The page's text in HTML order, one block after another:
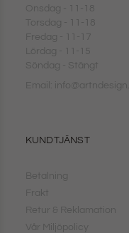
Onsdag - 11-18
Torsdag - 11-18
Fredag - 11-17
Lördag - 11-15
Söndag - Stängt
Email:
KUNDTJÄNST
Betalning
Frakt
Retur & Reklamation
Vår Miljöpolicy